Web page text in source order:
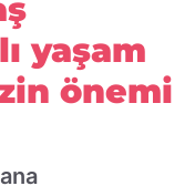
yaşam
önemi